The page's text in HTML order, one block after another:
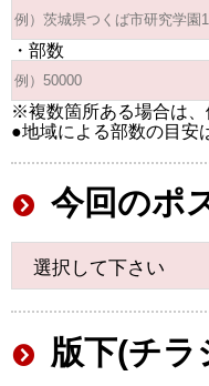
・部数
※複数箇所ある場合は、
●地域による部数の目安
今回のポ
版下(チ